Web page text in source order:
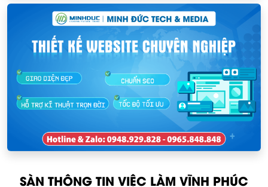
Mỹ phẩm – Trang sức
Người giúp việc
Nhân sự
Nhân viên kinh doanh
Nhân viên thu mua
Khu CN Đồng Sóc
KCN Chấn Hưng
KCN Lập Thạch I
KCN Sông Lô I
KCN Tam Dương
SÀN THÔNG TIN VIỆC LÀM VĨNH PHÚC